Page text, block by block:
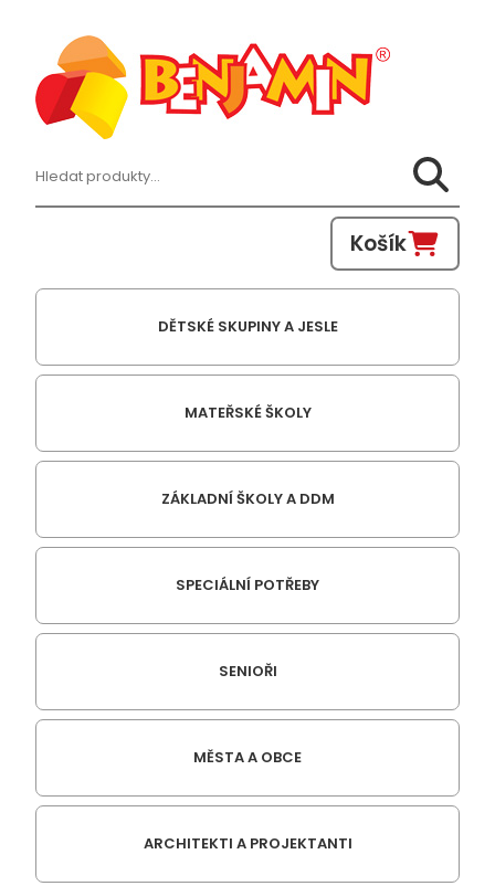
Hledat:
Košík
DĚTSKÉ SKUPINY A JESLE
MATEŘSKÉ ŠKOLY
ZÁKLADNÍ ŠKOLY A DDM
SPECIÁLNÍ POTŘEBY
SENIOŘI
MĚSTA A OBCE
ARCHITEKTI A PROJEKTANTI